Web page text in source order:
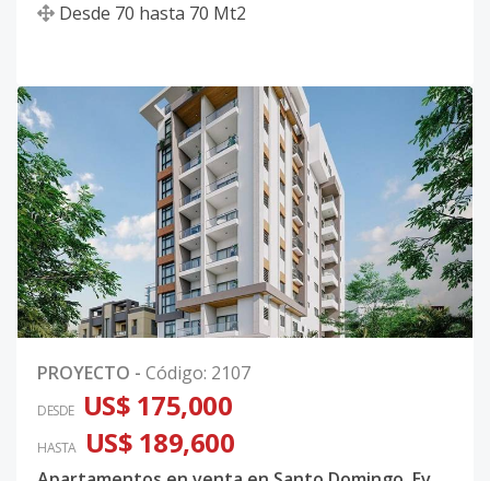
Desde 70 hasta 70 Mt2
PROYECTO - Código: 2107
DESDE US$ 175,000
HASTA US$ 189,600